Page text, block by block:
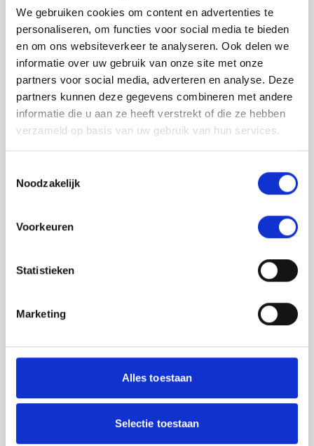
We gebruiken cookies om content en advertenties te
personaliseren, om functies voor social media te bieden
en om ons websiteverkeer te analyseren. Ook delen we
informatie over uw gebruik van onze site met onze
partners voor social media, adverteren en analyse. Deze
partners kunnen deze gegevens combineren met andere
informatie die u aan ze heeft verstrekt of die ze hebben
verzameld op basis van uw gebruik van hun services.
Noodzakelijk
Voorkeuren
Statistieken
Marketing
Alles toestaan
Selectie toestaan
Jouw feedback wordt verwerkt door de
adviseurs van het team richtlijnen NCJ. Als zij
feedback meegenomen wordt met de
Ik ga akkoord dat mijn gegevens
worden gedeeld met de
zijn bij deze JGZ-richtlijn.